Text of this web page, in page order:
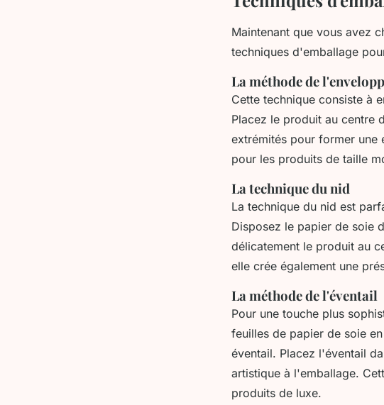
Maintenant que vous avez
techniques d'emballage
La méthode de
Cette technique consiste à
Placez le produit au centre
extrémités pour former une
pour les produits de taille
La technique du nid
La technique du nid est
Disposez le papier de soie
délicatement le produit au
elle crée également une
La méthode de l'éventail
Pour une touche plus
feuilles de papier de soie
éventail. Placez l'éventail
artistique à l'emballage.
produits de luxe.